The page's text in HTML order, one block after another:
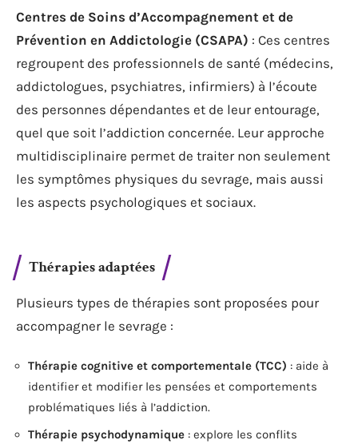
Centres de Soins d’Accompagnement et de
Prévention en Addictologie (CSAPA) : Ces centres
regroupent des professionnels de santé (médecins,
addictologues, psychiatres, infirmiers) à l’écoute
des personnes dépendantes et de leur entourage,
quel que soit l’addiction concernée. Leur approche
multidisciplinaire permet de traiter non seulement
les symptômes physiques du sevrage, mais aussi
les aspects psychologiques et sociaux.
Thérapies adaptées
Plusieurs types de thérapies sont proposées pour
accompagner le sevrage :
Thérapie cognitive et comportementale (TCC) : aide à
identifier et modifier les pensées et comportements
problématiques liés à l’addiction.
Thérapie psychodynamique : explore les conflits